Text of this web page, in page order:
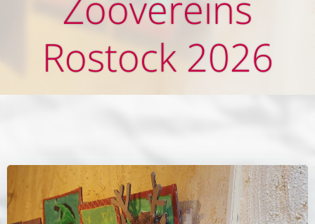
Rostock 2026